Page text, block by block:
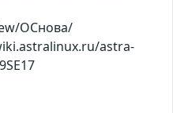
ОСнова/
astra-